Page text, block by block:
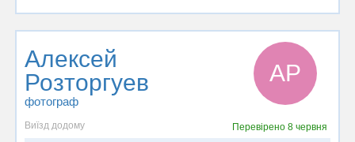
Алексей
Розторгуев
фотограф
АР
Виїзд додому Перевірено 8 червня